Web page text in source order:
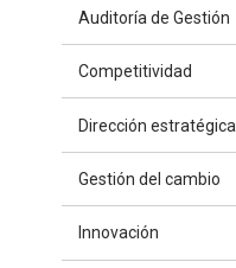
Auditoría de Gestión
Competitividad
Dirección estratégica
Gestión del cambio
Innovación